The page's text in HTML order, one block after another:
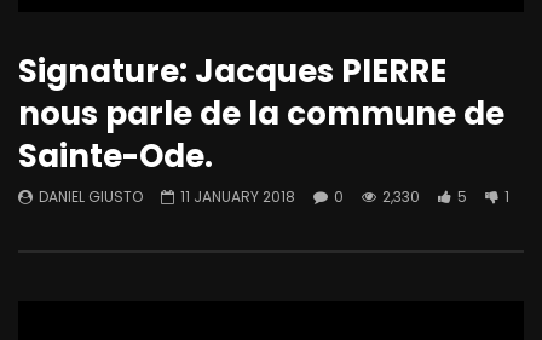
Signature: Jacques PIERRE
nous parle de la commune de
Sainte-Ode.
DANIEL GIUSTO 11 JANUARY 2018 0 2,330 5 1